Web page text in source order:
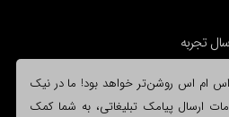
ام اس روشن‌تر خواهد بود! ما در نیک
ارسال پیامک تبلیغاتی، به شما کمک